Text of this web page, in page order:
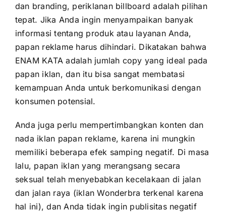
dan branding, periklanan billboard adalah pilihan
tepat. Jika Anda ingin menyampaikan banyak
informasi tentang produk atau layanan Anda,
papan reklame harus dihindari. Dikatakan bahwa
ENAM KATA adalah jumlah copy yang ideal pada
papan iklan, dan itu bisa sangat membatasi
kemampuan Anda untuk berkomunikasi dengan
konsumen potensial.
Anda juga perlu mempertimbangkan konten dan
nada iklan papan reklame, karena ini mungkin
memiliki beberapa efek samping negatif. Di masa
lalu, papan iklan yang merangsang secara
seksual telah menyebabkan kecelakaan di jalan
dan jalan raya (iklan Wonderbra terkenal karena
hal ini), dan Anda tidak ingin publisitas negatif